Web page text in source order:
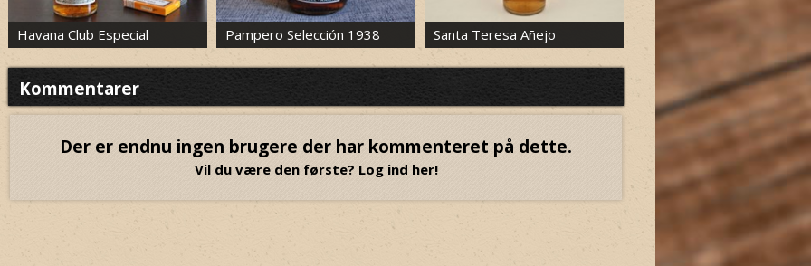
Havana Club Especial Pampero Selección 1938 Santa Teresa Añejo Bacardi Reserva
Kommentarer
Der er endnu ingen brugere der har kommenteret på dette.
Vil du være den første? Log ind her!